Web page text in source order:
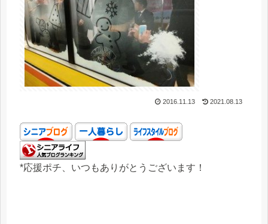
2016.11.13 2021.08.13
*応援ポチ、いつもありがとうございます！